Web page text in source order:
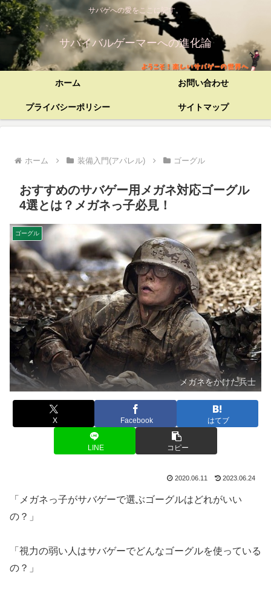
サバゲへの愛をここに記す。
サバイバルゲーマーへの進化論
ホーム お問い合わせ
プライバシーポリシー サイトマップ
ホーム 装備入門(アパレル) ゴーグル
おすすめのサバゲー用メガネ対応ゴーグル
4選とは？メガネっ子必見！
ゴーグル
メガネをかけた兵士
X Facebook はてブ
LINE コピー
2020.06.11 2023.06.24
「メガネっ子がサバゲーで選ぶゴーグルはどれがいい
の？」
「視力の弱い人はサバゲーでどんなゴーグルを使っている
の？」